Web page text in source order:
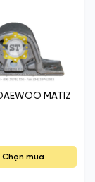
MATIZ
Chọn mua